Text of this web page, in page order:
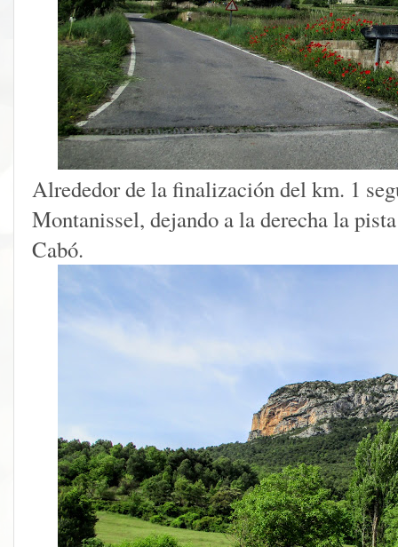
Alrededor de la finalización del km. 1
Montanissel, dejando a la derecha la
Cabó.